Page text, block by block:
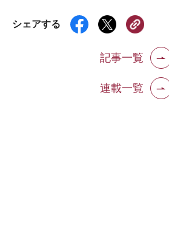
シェアする
記事一覧
連載一覧